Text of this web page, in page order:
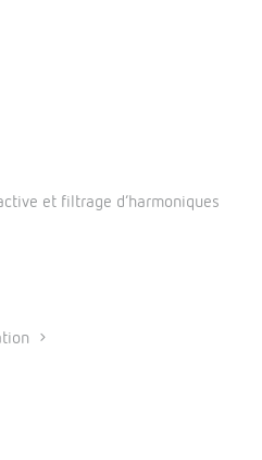
et filtrage d’harmoniques